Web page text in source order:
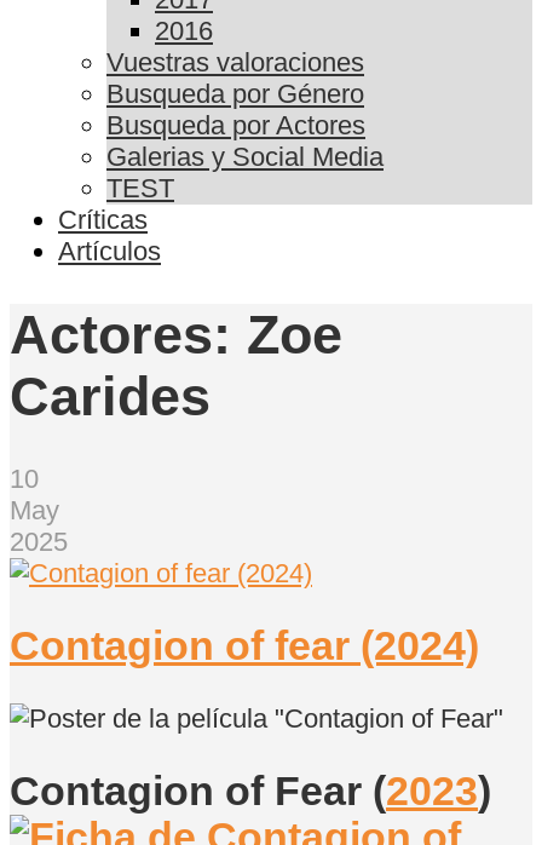
2016
Vuestras valoraciones
Busqueda por Género
Busqueda por Actores
Galerias y Social Media
TEST
Críticas
Artículos
Actores: Zoe
Carides
10
May
2025
Contagion of fear (2024)
Contagion of Fear (2023)